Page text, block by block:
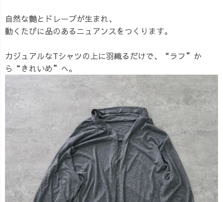
自然な艶とドレープが生まれ、
動くたびに品のあるニュアンスをつくります。
カジュアルなTシャツの上に羽織るだけで、“ラフ”か
ら“きれいめ”へ。